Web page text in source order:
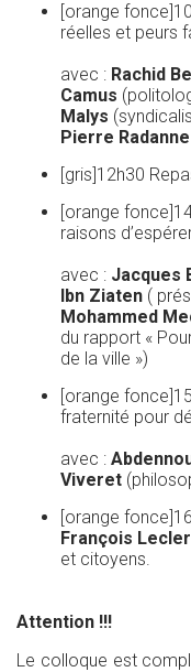
[orange
réelles et peurs
avec : Rachid
Camus
Malys
Pierre Radanne
[gris]12h30
[orange
raisons
avec : Jacques
Ibn Ziaten (
Mohammed
du rapport «
de la ville »)
[orange
fraternité pour
avec :
Viveret
[orange
François
et citoyens.
Attention !!!
Le colloque est